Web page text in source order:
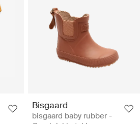
Bisgaard
bisgaard baby rubber -